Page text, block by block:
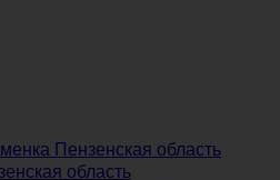
Пензенская область
область